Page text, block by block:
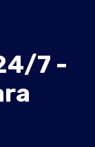
7 -